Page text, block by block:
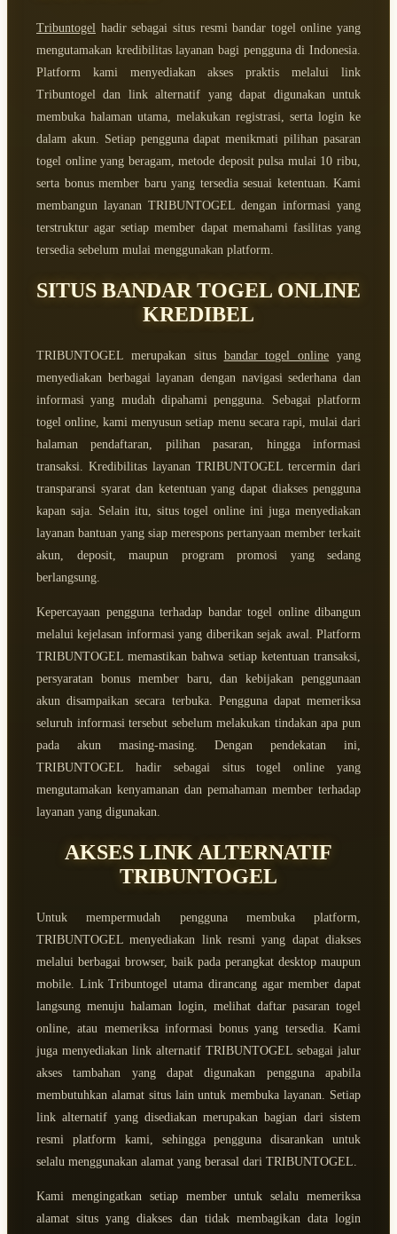
Tribuntogel hadir sebagai situs resmi bandar togel online yang
mengutamakan kredibilitas layanan bagi pengguna di Indonesia.
Platform kami menyediakan akses praktis melalui link
Tribuntogel dan link alternatif yang dapat digunakan untuk
membuka halaman utama, melakukan registrasi, serta login ke
dalam akun. Setiap pengguna dapat menikmati pilihan pasaran
togel online yang beragam, metode deposit pulsa mulai 10 ribu,
serta bonus member baru yang tersedia sesuai ketentuan. Kami
membangun layanan TRIBUNTOGEL dengan informasi yang
terstruktur agar setiap member dapat memahami fasilitas yang
tersedia sebelum mulai menggunakan platform.
SITUS BANDAR TOGEL ONLINE
KREDIBEL
TRIBUNTOGEL merupakan situs bandar togel online yang
menyediakan berbagai layanan dengan navigasi sederhana dan
informasi yang mudah dipahami pengguna. Sebagai platform
togel online, kami menyusun setiap menu secara rapi, mulai dari
halaman pendaftaran, pilihan pasaran, hingga informasi
transaksi. Kredibilitas layanan TRIBUNTOGEL tercermin dari
transparansi syarat dan ketentuan yang dapat diakses pengguna
kapan saja. Selain itu, situs togel online ini juga menyediakan
layanan bantuan yang siap merespons pertanyaan member terkait
akun, deposit, maupun program promosi yang sedang
berlangsung.
Kepercayaan pengguna terhadap bandar togel online dibangun
melalui kejelasan informasi yang diberikan sejak awal. Platform
TRIBUNTOGEL memastikan bahwa setiap ketentuan transaksi,
persyaratan bonus member baru, dan kebijakan penggunaan
akun disampaikan secara terbuka. Pengguna dapat memeriksa
seluruh informasi tersebut sebelum melakukan tindakan apa pun
pada akun masing-masing. Dengan pendekatan ini,
TRIBUNTOGEL hadir sebagai situs togel online yang
mengutamakan kenyamanan dan pemahaman member terhadap
layanan yang digunakan.
AKSES LINK ALTERNATIF
TRIBUNTOGEL
Untuk mempermudah pengguna membuka platform,
TRIBUNTOGEL menyediakan link resmi yang dapat diakses
melalui berbagai browser, baik pada perangkat desktop maupun
mobile. Link Tribuntogel utama dirancang agar member dapat
langsung menuju halaman login, melihat daftar pasaran togel
online, atau memeriksa informasi bonus yang tersedia. Kami
juga menyediakan link alternatif TRIBUNTOGEL sebagai jalur
akses tambahan yang dapat digunakan pengguna apabila
membutuhkan alamat situs lain untuk membuka layanan. Setiap
link alternatif yang disediakan merupakan bagian dari sistem
resmi platform kami, sehingga pengguna disarankan untuk
selalu menggunakan alamat yang berasal dari TRIBUNTOGEL.
Kami mengingatkan setiap member untuk selalu memeriksa
alamat situs yang diakses dan tidak membagikan data login